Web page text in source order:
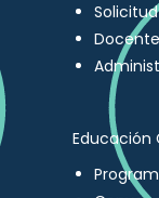
Educación